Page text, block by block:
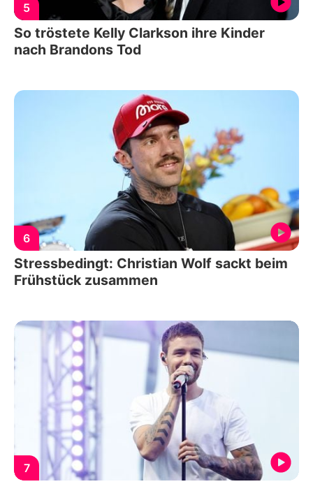
5
So tröstete Kelly Clarkson ihre Kinder
nach Brandons Tod
6
Stressbedingt: Christian Wolf sackt beim
Frühstück zusammen
7